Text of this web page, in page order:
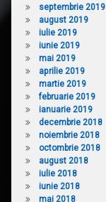
septembrie 2019
august 2019
iulie 2019
iunie 2019
mai 2019
aprilie 2019
martie 2019
februarie 2019
ianuarie 2019
decembrie 2018
noiembrie 2018
octombrie 2018
august 2018
iulie 2018
iunie 2018
mai 2018